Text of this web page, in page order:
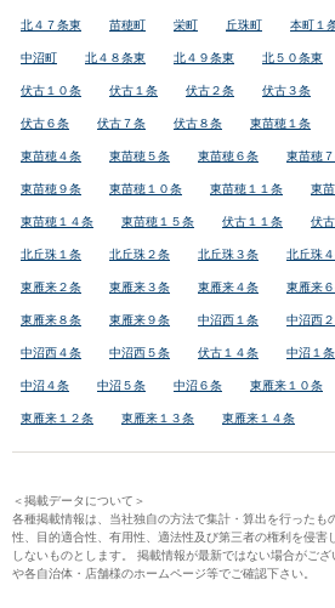
北４７条東 苗穂町 栄町 丘珠町 本町１
中沼町 北４８条東 北４９条東 北５０条東
伏古１０条 伏古１条 伏古２条 伏古３条
伏古６条 伏古７条 伏古８条 東苗穂１条
東苗穂４条 東苗穂５条 東苗穂６条 東苗穂
東苗穂９条 東苗穂１０条 東苗穂１１条 東
東苗穂１４条 東苗穂１５条 伏古１１条 伏
北丘珠１条 北丘珠２条 北丘珠３条 北丘珠
東雁来２条 東雁来３条 東雁来４条 東雁来
東雁来８条 東雁来９条 中沼西１条 中沼西
中沼西４条 中沼西５条 伏古１４条 中沼１条
中沼４条 中沼５条 中沼６条 東雁来１０条
東雁来１２条 東雁来１３条 東雁来１４条
＜掲載データについて＞
各種掲載情報は、当社独自の方法で集計・算出を行ったも
性、目的適合性、有用性、適法性及び第三者の権利を侵害
しないものとします。 掲載情報が最新ではない場合がご
や各自治体・店舗様のホームページ等でご確認下さい。